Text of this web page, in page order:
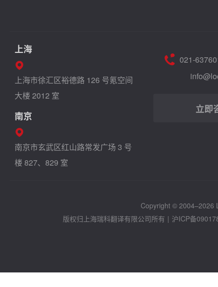
021-
立即
上海
上海市徐汇区裕德路 126 号氪空间
大楼 2012 室
南京
南京市玄武区红山路常发广场 3 号
楼 827、829 室
Copyright © 2004–2026
版权归上海瑞科翻译有限公司所有 | 沪ICP备